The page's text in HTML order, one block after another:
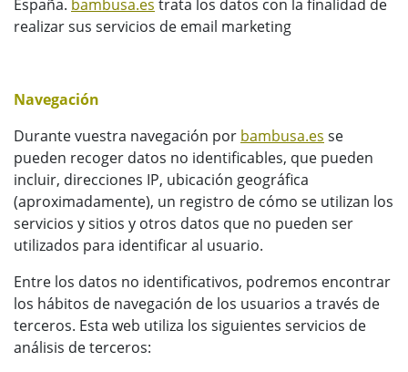
España. bambusa.es trata los datos con la finalidad de
realizar sus servicios de email marketing
Navegación
Durante vuestra navegación por bambusa.es se
pueden recoger datos no identificables, que pueden
incluir, direcciones IP, ubicación geográfica
(aproximadamente), un registro de cómo se utilizan los
servicios y sitios y otros datos que no pueden ser
utilizados para identificar al usuario.
Entre los datos no identificativos, podremos encontrar
los hábitos de navegación de los usuarios a través de
terceros. Esta web utiliza los siguientes servicios de
análisis de terceros: